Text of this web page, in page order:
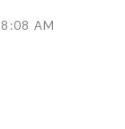
AM